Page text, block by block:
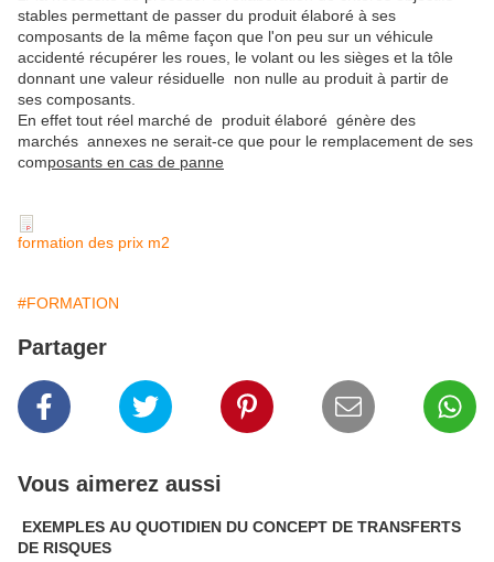
stables permettant de passer du produit élaboré à ses
composants de la même façon que l'on peu sur un véhicule
accidenté récupérer les roues, le volant ou les sièges et la tôle
donnant une valeur résiduelle non nulle au produit à partir de
ses composants.
En effet tout réel marché de produit élaboré génère des
marchés annexes ne serait-ce que pour le remplacement de ses
composants en cas de panne
formation des prix m2
#FORMATION
Partager
Vous aimerez aussi
EXEMPLES AU QUOTIDIEN DU CONCEPT DE TRANSFERTS
DE RISQUES